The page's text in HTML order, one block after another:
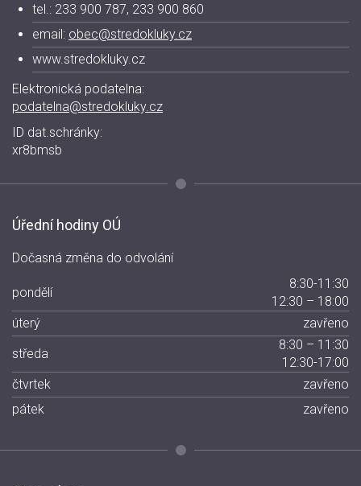
tel.: 233 900 787, 233 900 860
email: obec@stredokluky.cz
www.stredokluky.cz
Elektronická podatelna:
podatelna@stredokluky.cz
ID dat.schránky:
xr8bmsb
Úřední hodiny OÚ
Dočasná změna do odvolání
pondělí
8:30-11:30
12:30 – 18:00
úterý
zavřeno
středa
8:30 – 11:30
12:30-17:00
čtvrtek
zavřeno
pátek
zavřeno